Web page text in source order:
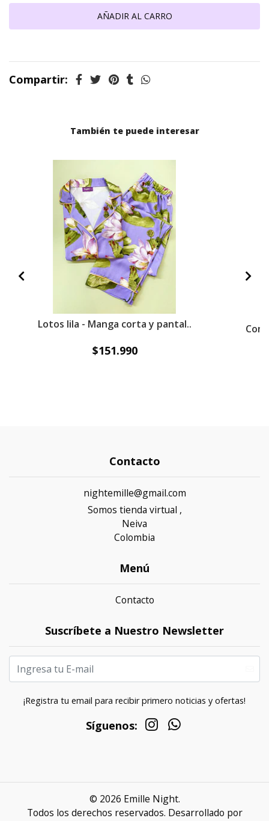
Compartir:
También te puede interesar
Lotos lila - Manga corta y pantal..
$151.990
Contacto
nightemille@gmail.com
Somos tienda virtual ,
Neiva
Colombia
Menú
Contacto
Suscríbete a Nuestro Newsletter
¡Registra tu email para recibir primero noticias y ofertas!
Síguenos:
© 2026 Emille Night.
Todos los derechos reservados. Desarrollado por